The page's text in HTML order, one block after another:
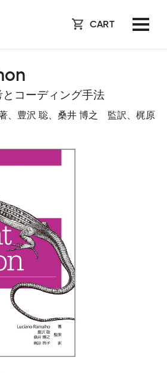
CART
コーディング手法
、豊沢 聡、桑井 博之 監訳、梶原